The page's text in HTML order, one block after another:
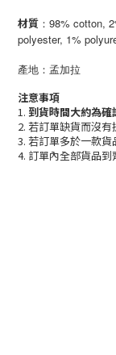
材質 ：98% cotton,
polyester, 1%
產地：孟加拉
注意事項
1. 到貨時間大約為
2. 若訂單缺貨而沒
3. 若訂單多於一款
4. 訂單內全部貨品到